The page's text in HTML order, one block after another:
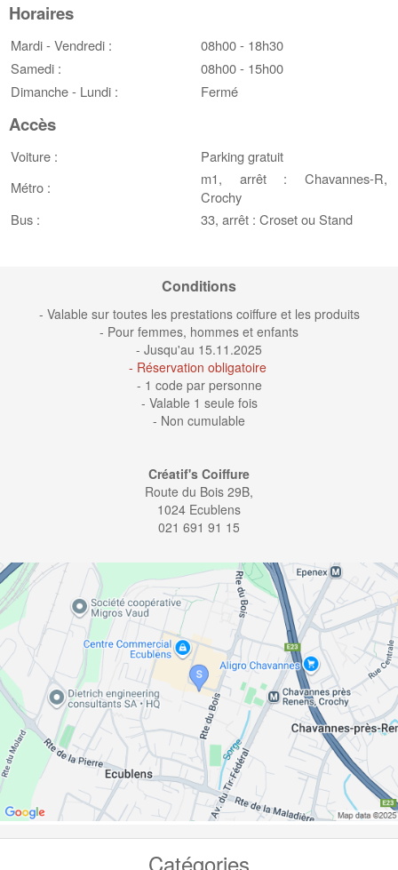
Horaires
Mardi - Vendredi :
08h00 - 18h30
Samedi :
08h00 - 15h00
Dimanche - Lundi :
Fermé
Accès
Voiture :
Parking gratuit
Métro :
m1, arrêt : Chavannes-R,
Crochy
Bus :
33, arrêt : Croset ou Stand
Conditions
- Valable sur toutes les prestations coiffure et les produits
- Pour femmes, hommes et enfants
- Jusqu'au 15.11.2025
- Réservation obligatoire
- 1 code par personne
- Valable 1 seule fois
- Non cumulable
Créatif's Coiffure
Route du Bois 29B,
1024 Ecublens
021 691 91 15
Catégories